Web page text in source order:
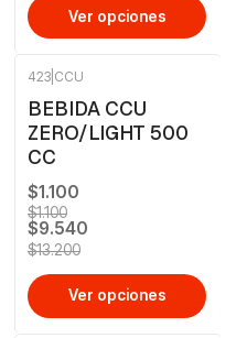
Ver opciones
No disponible
423 CCU
BEBIDA CCU
ZERO/LIGHT 500
CC
$1.100
$1.100
$9.540
$13.200
Ver opciones